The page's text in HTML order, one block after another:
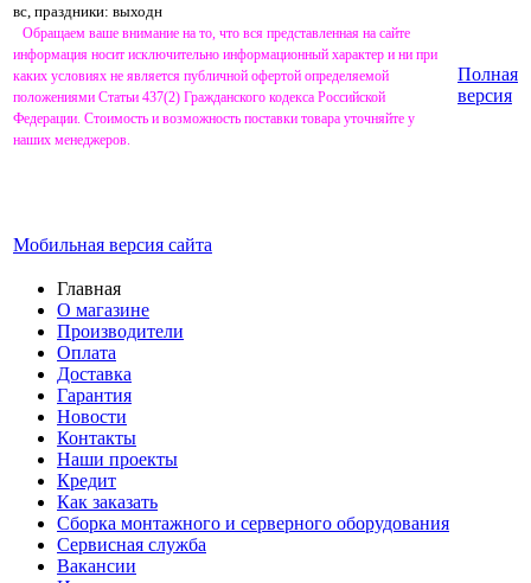
вс, праздники: выходн
Обращаем ваше внимание на то, что вся представленная на сайте
информация носит исключительно информационный характер и ни при
каких условиях не является публичной офертой определяемой
положениями Статьи 437(2) Гражданского кодекса Российской
Федерации. Стоимость и возможность поставки товара уточняйте у
наших менеджеров.
Мобильная версия сайта
Полная
версия
Главная
О магазине
Производители
Оплата
Доставка
Гарантия
Новости
Контакты
Наши проекты
Кредит
Как заказать
Сборка монтажного и серверного оборудования
Сервисная служба
Вакансии